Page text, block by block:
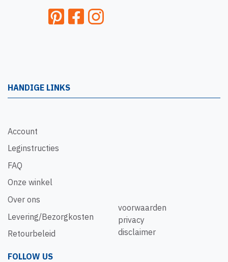
HANDIGE LINKS
Account
Leginstructies
FAQ
Onze winkel
Over ons
Levering/Bezorgkosten
Retourbeleid
voorwaarden
privacy
disclaimer
FOLLOW US